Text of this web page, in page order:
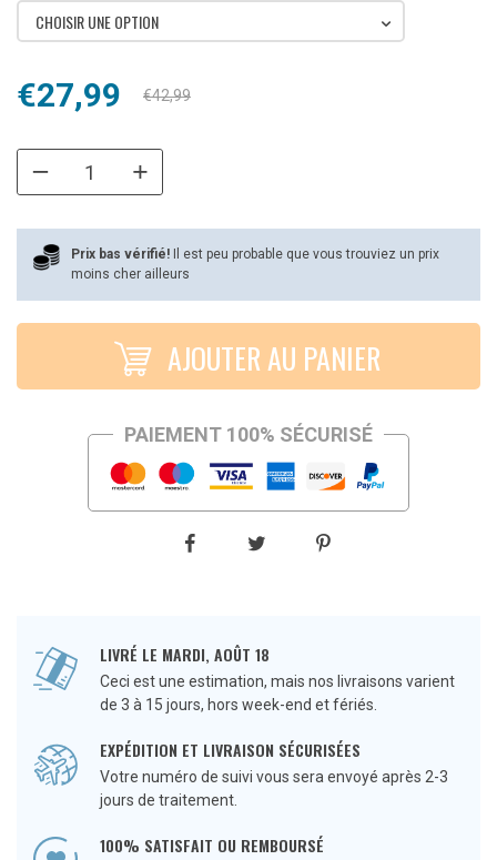
CHOISIR UNE OPTION
€42,99
Le
initial
€42,99.
€27,99
Le
actuel
€27,99.
Prix bas vérifié!
Il est peu probable que vous trouviez un prix
moins cher ailleurs
AJOUTER AU PANIER
PAIEMENT 100% SÉCURISÉ
LIVRÉ LE MARDI, AOÛT 18
Ceci est une estimation, mais nos livraisons varient
de 3 à 15 jours, hors week-end et fériés.
EXPÉDITION ET LIVRAISON SÉCURISÉES
Votre numéro de suivi vous sera envoyé après 2-3
jours de traitement.
100% SATISFAIT OU REMBOURSÉ